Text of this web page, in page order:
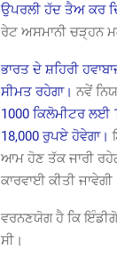
ਉਪਰਲੀ ਹੱਦ ਤੈਅ ਕਰ
ਰੇਟ ਅਸਮਾਨੀ ਚੜ੍ਹਨ
ਭਾਰਤ ਦੇ ਸ਼ਹਿਰੀ
ਸੀਮਤ ਰਹੇਗਾ। ਨਵੇਂ
1000 ਕਿਲੋਮੀਟਰ ਲਈ
18,000 ਰੁਪਏ ਹੋਵੇਗਾ।
ਆਮ ਹੋਣ ਤੱਕ ਜਾਰੀ
ਕਾਰਵਾਈ ਕੀਤੀ
ਵਰਨਣਯੋਗ ਹੈ ਕਿ
ਸੀ।